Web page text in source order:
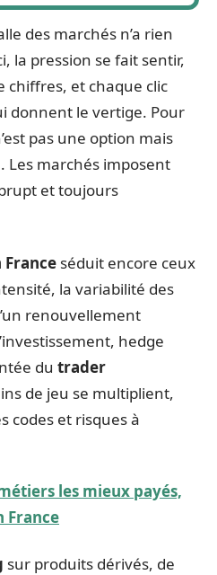
des marchés n’a rien
la pression se fait sentir,
chiffres, et chaque clic
donnent le vertige. Pour
pas une option mais
Les marchés imposent
et toujours
séduit encore ceux
la variabilité des
renouvellement
hedge
du trader
de jeu se multiplient,
codes et risques à
les mieux payés,
France
sur produits dérivés, de